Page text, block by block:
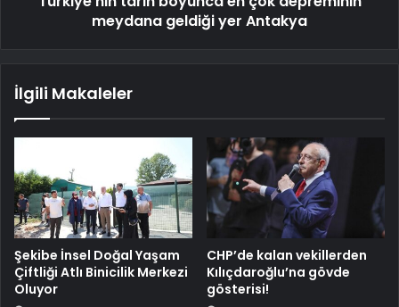
meydana geldiği yer Antakya
İlgili Makaleler
Şekibe İnsel Doğal Yaşam
Çiftliği Atlı Binicilik Merkezi
Oluyor
CHP’de kalan vekillerden
Kılıçdaroğlu’na gövde
gösterisi!